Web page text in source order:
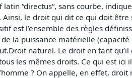
latin “directus“, sans courbe,
le droit qui dit ce qui doit être
est l’ensemble des règles
la puissance matérielle
naturel. Le droit en tant
les mêmes droits. Ce qui est
? On appelle, en effet,